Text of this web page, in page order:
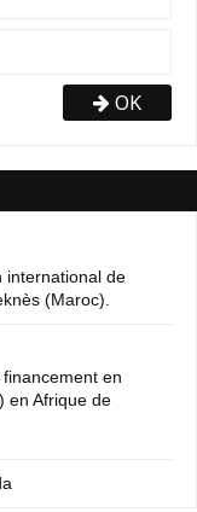
OK
international de
(Maroc).
en
en Afrique de